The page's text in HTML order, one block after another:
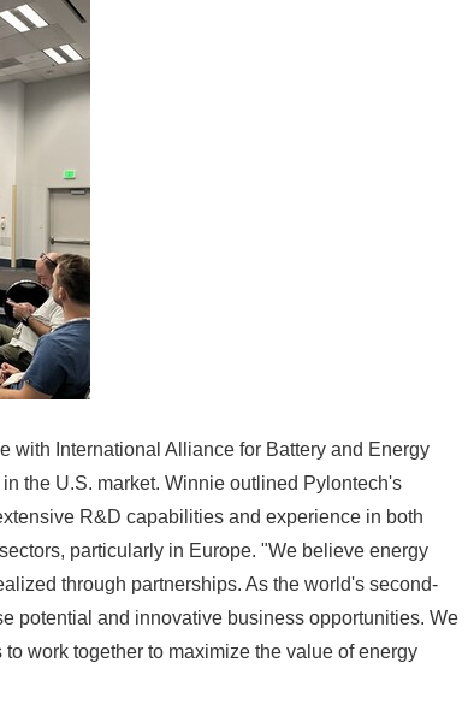
with International Alliance for Battery and Energy
the U.S. market. Winnie outlined Pylontech's
R&D capabilities and experience in both
particularly in Europe. "We believe energy
through partnerships. As the world's second-
potential and innovative business opportunities. We
work together to maximize the value of energy